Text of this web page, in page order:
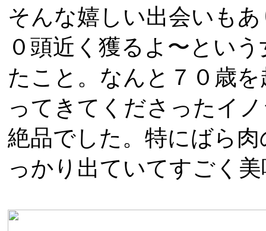
そんな嬉しい出会いも
０頭近く獲るよ〜とい
たこと。なんと７０歳
ってきてくださったイ
絶品でした。特にばら
っかり出ていてすごく